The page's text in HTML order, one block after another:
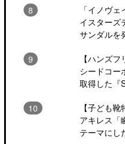
「イノヴ
イスターズ
サンダル
【ハンズフ
シードコー
取得した『
【子ども靴
アキレス「
テーマにし